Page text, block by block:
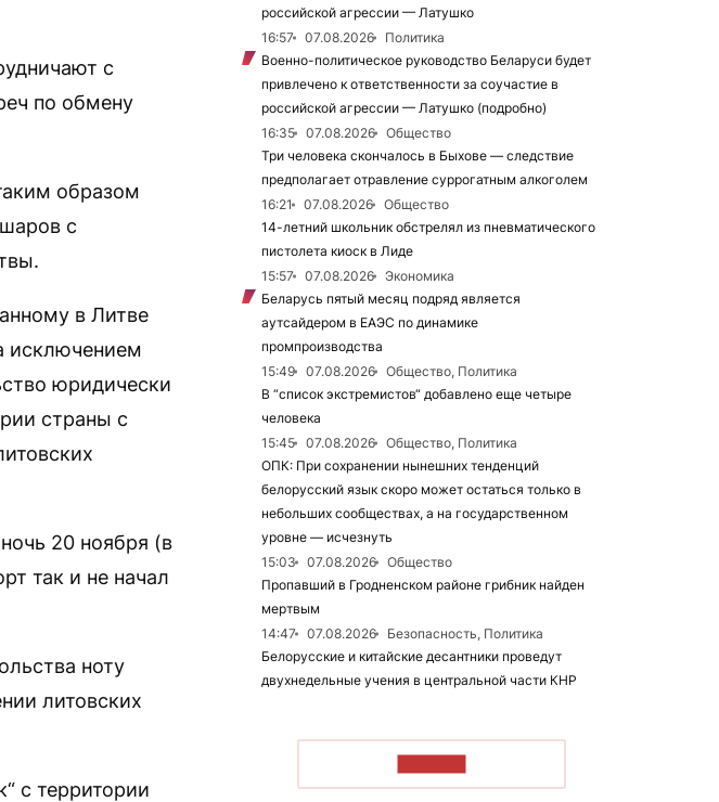
с
по обмену
образом
с
в Литве
исключением
юридически
страны с
20 ноября (в
так и не начал
ноту
литовских
с территории
российской агрессии — Латушко
16:57
07.08.2026
Политика
Военно-политическое руководство Беларуси будет
привлечено к ответственности за соучастие в
российской агрессии — Латушко (подробно)
16:35
07.08.2026
Общество
Три человека скончалось в Быхове — следствие
предполагает отравление суррогатным алкоголем
16:21
07.08.2026
Общество
14-летний школьник обстрелял из пневматического
пистолета киоск в Лиде
15:57
07.08.2026
Экономика
Беларусь пятый месяц подряд является
аутсайдером в ЕАЭС по динамике
промпроизводства
15:49
07.08.2026
Общество, Политика
В “список экстремистов“ добавлено еще четыре
человека
15:45
07.08.2026
Общество, Политика
ОПК: При сохранении нынешних тенденций
белорусский язык скоро может остаться только в
небольших сообществах, а на государственном
уровне — исчезнуть
15:03
07.08.2026
Общество
Пропавший в Гродненском районе грибник найден
мертвым
14:47
07.08.2026
Безопасность, Политика
Белорусские и китайские десантники проведут
двухнедельные учения в центральной части КНР